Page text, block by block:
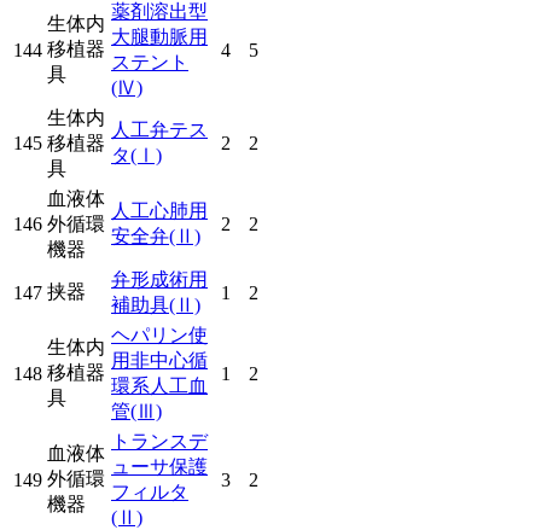
144
生体内
移植器
具
薬剤溶出型
大腿動脈用
ステント
(Ⅳ)
4 5
145
生体内
移植器
具
人工弁テス
タ(Ⅰ)
2 2
146
血液体
外循環
機器
人工心肺用
安全弁(Ⅱ)
2 2
147 挟器
弁形成術用
補助具(Ⅱ)
1 2
148
生体内
移植器
具
ヘパリン使
用非中心循
環系人工血
管(Ⅲ)
1 2
149
血液体
外循環
機器
トランスデ
ューサ保護
フィルタ
(Ⅱ)
3 2